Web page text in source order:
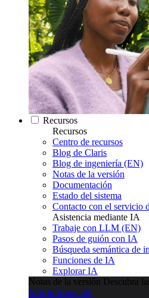
Recursos
Recursos
Centro de recursos
Blog de Claris
Blog de ingeniería (EN)
Notas de la versión
Documentación
Estado del sistema
Contacto con el servicio
Asistencia mediante IA
Trabaje con LLM (EN)
Pasos de guión con IA
Búsqueda semántica de
Funciones de IA
Explorar IA
Notas de la versión Descubra
Más información